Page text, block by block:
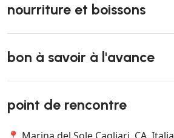
nourriture et boissons
bon à savoir à l'avance
point de rencontre